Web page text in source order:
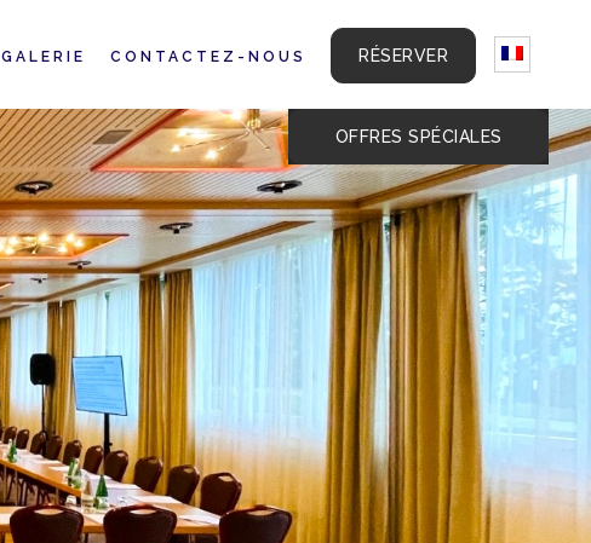
GALERIE CONTACTEZ-NOUS RÉSERVER
OFFRES SPÉCIALES